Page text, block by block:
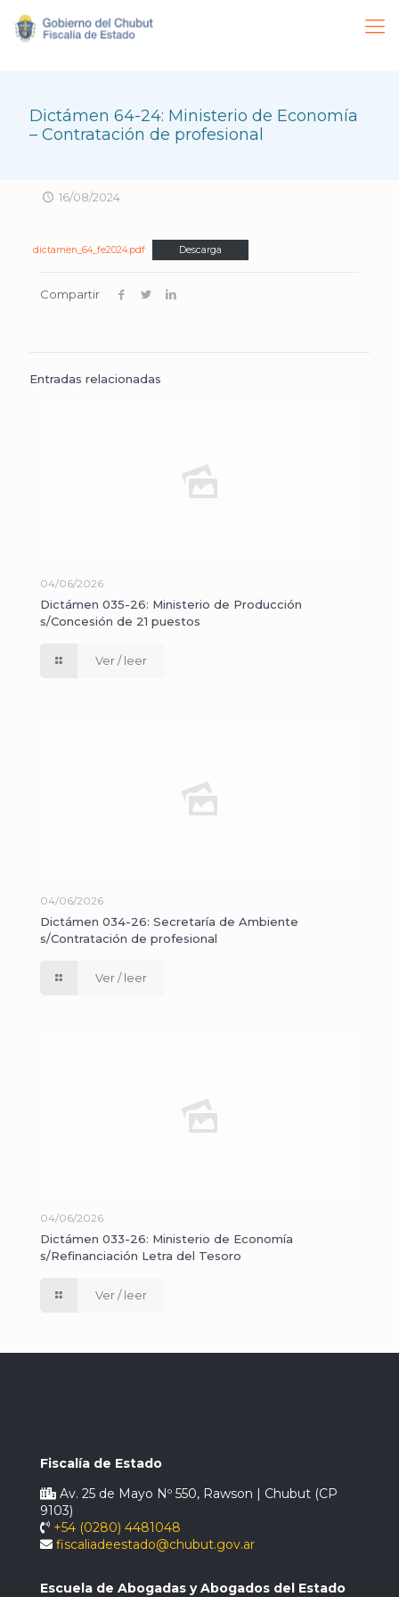
Dictámen 64-24: Ministerio de Economía
– Contratación de profesional
16/08/2024
dictamen_64_fe2024.pdf Descarga
Compartir
Entradas relacionadas
04/06/2026
Dictámen 035-26: Ministerio de Producción
s/Concesión de 21 puestos
Ver / leer
04/06/2026
Dictámen 034-26: Secretaría de Ambiente
s/Contratación de profesional
Ver / leer
04/06/2026
Dictámen 033-26: Ministerio de Economía
s/Refinanciación Letra del Tesoro
Ver / leer
Fiscalía de Estado
Av. 25 de Mayo Nº 550, Rawson | Chubut (CP
9103)
+54 (0280) 4481048
fiscaliadeestado@chubut.gov.ar
Escuela de Abogadas y Abogados del Estado